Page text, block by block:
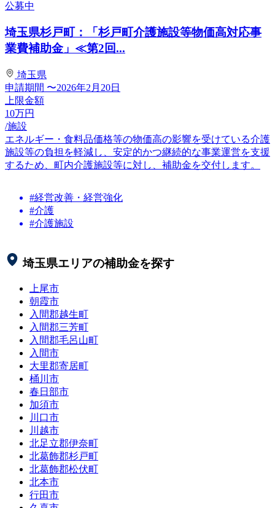
公募中
埼玉県杉戸町：「杉戸町介護施設等物価高対応事
業費補助金」≪第2回...
埼玉県
申請期間 〜2026年2月20日
上限金額
10万円
/施設
エネルギー・食料品価格等の物価高の影響を受けている介護
施設等の負担を軽減し、安定的かつ継続的な事業運営を支援
するため、町内介護施設等に対し、補助金を交付します。
#経営改善・経営強化
#介護
#介護施設
埼玉県エリアの補助金を探す
上尾市
朝霞市
入間郡越生町
入間郡三芳町
入間郡毛呂山町
入間市
大里郡寄居町
桶川市
春日部市
加須市
川口市
川越市
北足立郡伊奈町
北葛飾郡杉戸町
北葛飾郡松伏町
北本市
行田市